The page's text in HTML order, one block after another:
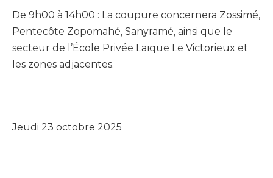
De 9h00 à 14h00 : La coupure concernera Zossimé,
Pentecôte Zopomahé, Sanyramé, ainsi que le
secteur de l’École Privée Laïque Le Victorieux et
les zones adjacentes.
Jeudi 23 octobre 2025